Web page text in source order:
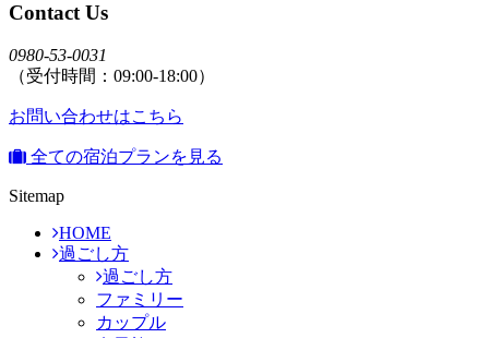
Contact Us
0980-53-0031
（受付時間：09:00-18:00）
お問い合わせはこちら
全ての宿泊プランを見る
Sitemap
HOME
過ごし方
過ごし方
ファミリー
カップル